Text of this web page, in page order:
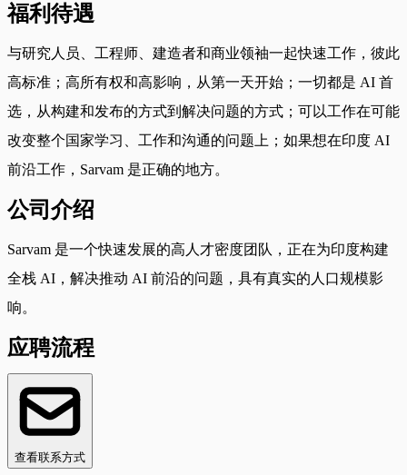
福利待遇
与研究人员、工程师、建造者和商业领袖一起快速工作，彼此
高标准；高所有权和高影响，从第一天开始；一切都是 AI 首
选，从构建和发布的方式到解决问题的方式；可以工作在可能
改变整个国家学习、工作和沟通的问题上；如果想在印度 AI
前沿工作，Sarvam 是正确的地方。
公司介绍
Sarvam 是一个快速发展的高人才密度团队，正在为印度构建
全栈 AI，解决推动 AI 前沿的问题，具有真实的人口规模影
响。
应聘流程
查看联系方式